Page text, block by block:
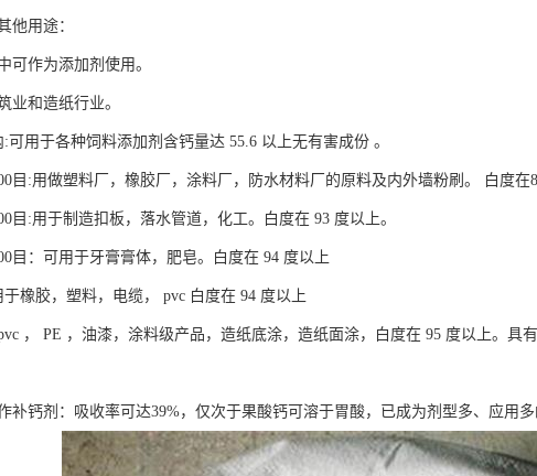
他用途：
可作为添加剂使用。
业和造纸行业。
:可用于各种饲料添加剂含钙量达 55.6 以上无有害成份 。
目:用做塑料厂，橡胶厂，涂料厂，防水材料厂的原料及内外墙粉刷。 白度在
目:用于制造扣板，落水管道，化工。白度在 93 度以上。
目：可用于牙膏膏体，肥皂。白度在 94 度以上
于橡胶，塑料，电缆， pvc 白度在 94 度以上
， PE ，油漆，涂料级产品，造纸底涂，造纸面涂，白度在 95 度以上。具
补钙剂：吸收率可达39%，仅次于果酸钙可溶于胃酸，已成为剂型多、应用多